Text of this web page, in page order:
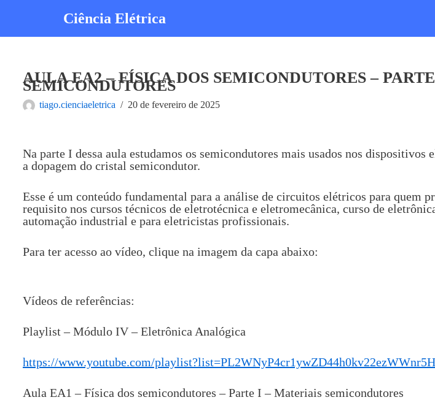
Ciência Elétrica
AULA EA2 – FÍSICA DOS SEMICONDUTORES –
SEMICONDUTORES
tiago.cienciaeletrica 20 de fevereiro de 2025
Na parte I dessa aula estudamos os semicondutores mais usados nos dispositivos
a dopagem do cristal semicondutor.
Esse é um conteúdo fundamental para a análise de circuitos elétricos para quem
requisito nos cursos técnicos de eletrotécnica e eletromecânica, curso de
automação industrial e para eletricistas profissionais.
Para ter acesso ao vídeo, clique na imagem da capa abaixo:
Vídeos de referências:
Playlist – Módulo IV – Eletrônica Analógica
https://www.youtube.com/
Aula EA1 – Física dos semicondutores – Parte I – Materiais semicondutores